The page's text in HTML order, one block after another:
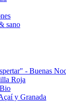
sano
- Buenas
Roja
y Granada